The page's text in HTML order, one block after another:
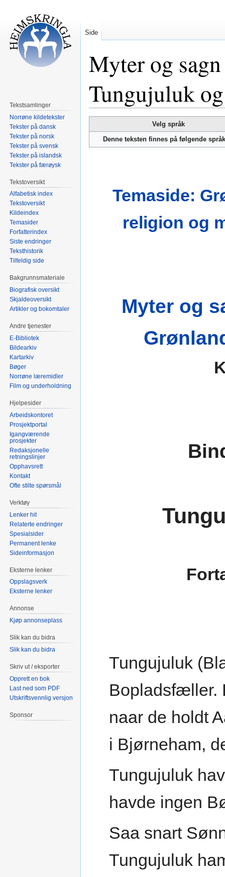
Myter og
Tungujuluk
til
navigering
til
Velg språk
Denne teksten finnes på følgende
Temaside:
religion og
Myter og
Tungujuluk
Bopladsfæller.
naar de holdt
i Bjørneham,
Tungujuluk
havde ingen
Saa snart
Tungujuluk
Side
Tekstsamlinger
Norrøne kildetekster
Tekster på dansk
Tekster på norsk
Tekster på svensk
Tekster på islandsk
Tekster på færøysk
Tekstoversikt
Alfabetisk index
Tekstoversikt
Kildeindex
Temasider
Forfatterindex
Siste endringer
Teksthistorik
Tilfeldig side
Bakgrunnsmateriale
Biografisk oversikt
Skjaldeoversikt
Artikler og bokomtaler
Andre tjenester
E-Bibliotek
Bildearkiv
Kartarkiv
Bøger
Norrøne læremidler
Film og underholdning
Hjelpesider
Arbeidskontoret
Prosjektportal
Igangværende
prosjekter
Redaksjonelle
retningslinjer
Opphavsrett
Kontakt
Ofte stilte spørsmål
Verktøy
Lenker hit
Relaterte endringer
Spesialsider
Permanent lenke
Sideinformasjon
Eksterne lenker
Oppslagsverk
Eksterne lenker
Annonse
Kjøp annonseplass
Slik kan du bidra
Slik kan du bidra
Skriv ut / eksporter
Opprett en bok
Last ned som PDF
Utskriftsvennlig versjon
Sponsor